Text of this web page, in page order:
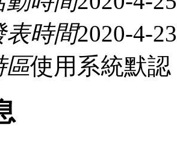
表時間2020-4-
區使用系統默認